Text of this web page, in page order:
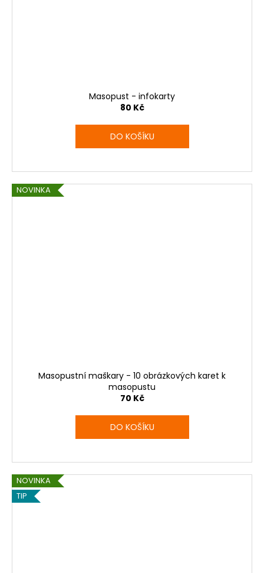
Masopust - infokarty
80 Kč
DO KOŠÍKU
NOVINKA
Masopustní maškary - 10 obrázkových karet k
masopustu
70 Kč
DO KOŠÍKU
NOVINKA
TIP